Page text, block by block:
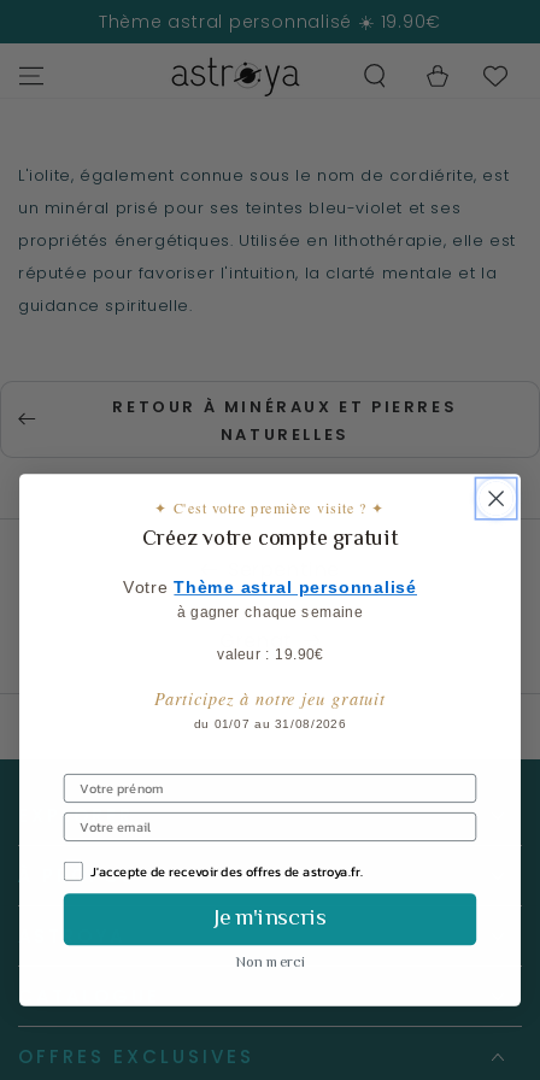
IGNORER LE
CONTENUThème astral personnalisé ☀️ 19.90€
Panier
L'iolite, également connue sous le nom de cordiérite, est
un minéral prisé pour ses teintes bleu-violet et ses
propriétés énergétiques. Utilisée en lithothérapie, elle est
réputée pour favoriser l'intuition, la clarté mentale et la
guidance spirituelle.
RETOUR À MINÉRAUX ET PIERRES
NATURELLES
EXPLORER
À PROPOS
ASTROYA
CATALOGUE
OFFRES EXCLUSIVES
✦ C'est votre première visite ? ✦
Créez votre compte gratuit
Votre ​Thème astral personnalisé
à gagner chaque semaine
valeur : 19.90€
Participez à notre jeu gratuit
du 01/07 au 31/08/2026
J'accepte de recevoir des offres de astroya.fr.
Je m'inscris
Non merci